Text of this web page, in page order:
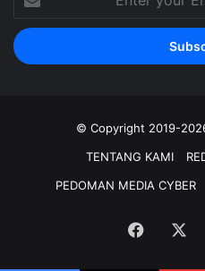
your
Email
address
© Copyright 2019-
TENTANG KAMI
PEDOMAN MEDIA CYBER